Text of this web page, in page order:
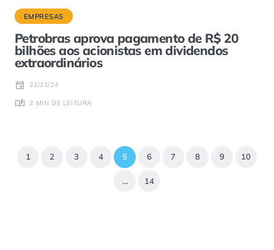
EMPRESAS
Petrobras aprova pagamento de R$ 20
bilhões aos acionistas em dividendos
extraordinários
22/11/24
2 MIN DE LEITURA
1 2 3 4 5 6 7 8 9 10
… 14